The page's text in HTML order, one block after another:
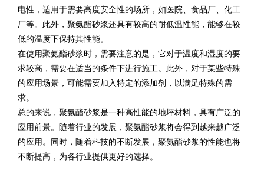
电性，适用于需要高度安全性的场所，如医院、食品厂、化工
厂等。此外，聚氨酯砂浆还具有较高的耐低温性能，能够在较
低的温度下保持其性能。
在使用聚氨酯砂浆时，需要注意的是，它对于温度和湿度的要
求较高，需要在适当的条件下进行施工。此外，对于某些特殊
的应用场景，可能需要加入特定的添加剂，以满足特殊的需
求。
总的来说，聚氨酯砂浆是一种高性能的地坪材料，具有广泛的
应用前景。随着行业的发展，聚氨酯砂浆将会得到越来越广泛
的应用。同时，随着科技的不断发展，聚氨酯砂浆的性能也将
不断提高，为各行业提供更好的选择。